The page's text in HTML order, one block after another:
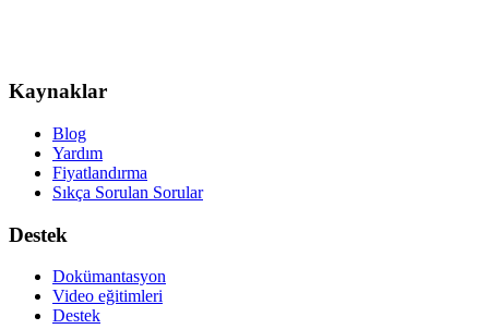
Kaynaklar
Blog
Yardım
Fiyatlandırma
Sıkça Sorulan Sorular
Destek
Dokümantasyon
Video eğitimleri
Destek